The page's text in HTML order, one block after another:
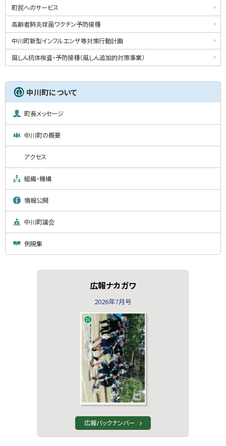
町民へのサービス
高齢者肺炎球菌ワクチン予防接種
中川町新型インフルエンザ等対策行動計画
風しん抗体検査・予防接種（風しん追加的対策事業）
中川町について
町長メッセージ
中川町の概要
アクセス
組織・機構
情報公開
中川町議会
例規集
広報ナカガワ
2026年7月号
広報バックナンバー